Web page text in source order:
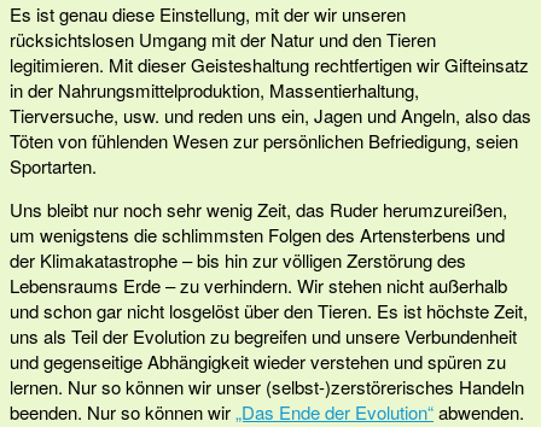
Es ist genau diese Einstellung, mit der wir unseren
rücksichtslosen Umgang mit der Natur und den Tieren
legitimieren. Mit dieser Geisteshaltung rechtfertigen wir Gifteinsatz
in der Nahrungsmittelproduktion, Massentierhaltung,
Tierversuche, usw. und reden uns ein, Jagen und Angeln, also das
Töten von fühlenden Wesen zur persönlichen Befriedigung, seien
Sportarten.
Uns bleibt nur noch sehr wenig Zeit, das Ruder herumzureißen,
um wenigstens die schlimmsten Folgen des Artensterbens und
der Klimakatastrophe – bis hin zur völligen Zerstörung des
Lebensraums Erde – zu verhindern. Wir stehen nicht außerhalb
und schon gar nicht losgelöst über den Tieren. Es ist höchste Zeit,
uns als Teil der Evolution zu begreifen und unsere Verbundenheit
und gegenseitige Abhängigkeit wieder verstehen und spüren zu
lernen. Nur so können wir unser (selbst-)zerstörerisches Handeln
beenden. Nur so können wir„Das Ende der Evolution“abwenden.